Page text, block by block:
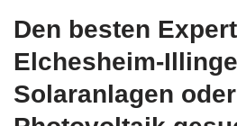
Den besten
Elchesheim-
Solaranlagen oder